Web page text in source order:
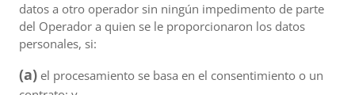
datos a otro operador sin ningún impedimento de parte
del Operador a quien se le proporcionaron los datos
personales, si:
(a) el procesamiento se basa en el consentimiento o un